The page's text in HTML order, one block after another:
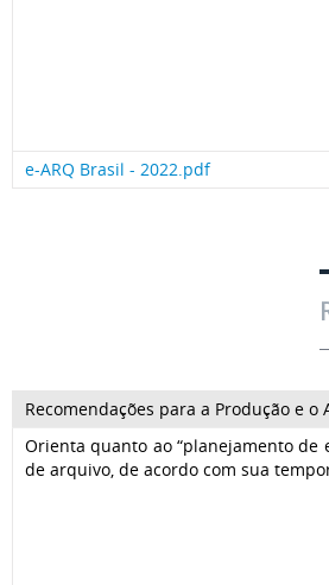
e-ARQ Brasil - 2022.pdf
Recomendações para a Produção e
Orienta quanto ao “planejamento de
de arquivo, de acordo com sua